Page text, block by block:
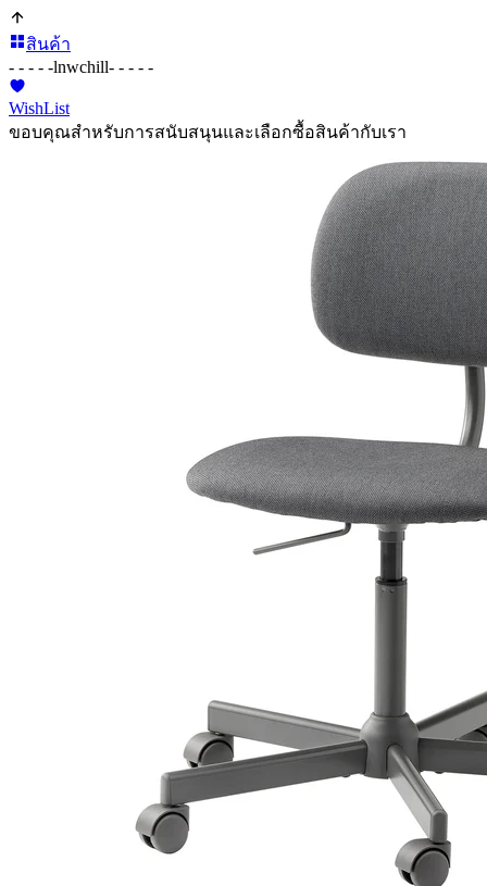
สินค้า
- - - - -lnwchill- - - - -
WishList
ขอบคุณสำหรับการสนับสนุนและเลือกซื้อสินค้ากับเรา